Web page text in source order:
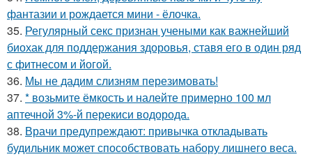
фантазии и рождается мини - ёлочка.
35. Регулярный секс признан учеными как важнейший
биохак для поддержания здоровья, ставя его в один ряд
с фитнесом и йогой.
36. Мы не дадим слизням перезимовать!
37. * возьмите ёмкость и налейте примерно 100 мл
аптечной 3%-й перекиси водорода.
38. Врачи предупреждают: привычка откладывать
будильник может способствовать набору лишнего веса.